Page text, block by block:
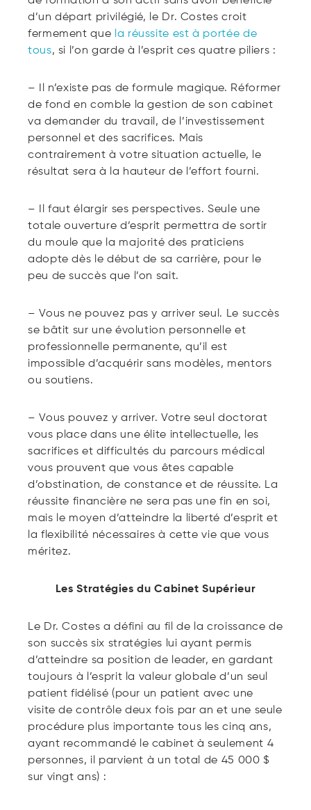
d’un départ privilégié, le Dr. Costes croit
fermement que la réussite est à portée de
tous, si l’on garde à l’esprit ces quatre piliers :
– Il n’existe pas de formule magique. Réformer
de fond en comble la gestion de son cabinet
va demander du travail, de l’investissement
personnel et des sacrifices. Mais
contrairement à votre situation actuelle, le
résultat sera à la hauteur de l’effort fourni.
– Il faut élargir ses perspectives. Seule une
totale ouverture d’esprit permettra de sortir
du moule que la majorité des praticiens
adopte dès le début de sa carrière, pour le
peu de succès que l’on sait.
– Vous ne pouvez pas y arriver seul. Le succès
se bâtit sur une évolution personnelle et
professionnelle permanente, qu’il est
impossible d’acquérir sans modèles, mentors
ou soutiens.
– Vous pouvez y arriver. Votre seul doctorat
vous place dans une élite intellectuelle, les
sacrifices et difficultés du parcours médical
vous prouvent que vous êtes capable
d’obstination, de constance et de réussite. La
réussite financière ne sera pas une fin en soi,
mais le moyen d’atteindre la liberté d’esprit et
la flexibilité nécessaires à cette vie que vous
méritez.
Les Stratégies du Cabinet Supérieur
Le Dr. Costes a défini au fil de la croissance de
son succès six stratégies lui ayant permis
d’atteindre sa position de leader, en gardant
toujours à l’esprit la valeur globale d’un seul
patient fidélisé (pour un patient avec une
visite de contrôle deux fois par an et une seule
procédure plus importante tous les cinq ans,
ayant recommandé le cabinet à seulement 4
personnes, il parvient à un total de 45 000 $
sur vingt ans) :